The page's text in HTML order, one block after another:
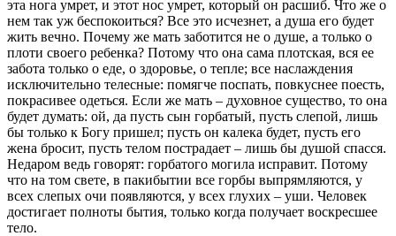
эта нога умрет, и этот нос умрет, который он расшиб. Что же о
нем так уж беспокоиться? Все это исчезнет, а душа его будет
жить вечно. Почему же мать заботится не о душе, а только о
плоти своего ребенка? Потому что она сама плотская, вся ее
забота только о еде, о здоровье, о тепле; все наслаждения
исключительно телесные: помягче поспать, повкуснее поесть,
покрасивее одеться. Если же мать – духовное существо, то она
будет думать: ой, да пусть сын горбатый, пусть слепой, лишь
бы только к Богу пришел; пусть он калека будет, пусть его
жена бросит, пусть телом пострадает – лишь бы душой спасся.
Недаром ведь говорят: горбатого могила исправит. Потому
что на том свете, в пакибытии все горбы выпрямляются, у
всех слепых очи появляются, у всех глухих – уши. Человек
достигает полноты бытия, только когда получает воскресшее
тело.